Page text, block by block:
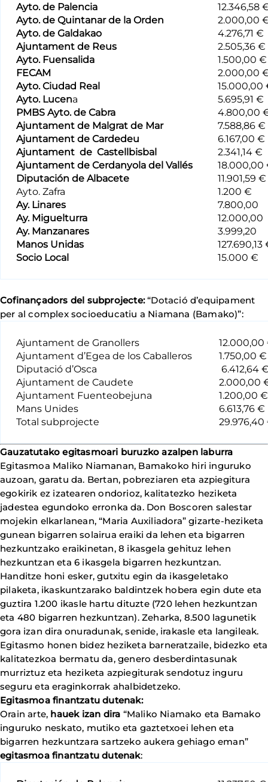
Ayto. de Palencia
12.346,58
Ayto. de Quintanar de la Orden
2.000,00
Ayto. de Galdakao
4.276,71 €
Ajuntament de Reus
2.505,36 €
Ayto. Fuensalida
1.500,00 €
FECAM
2.000,00
Ayto. Ciudad Real
15.000,00
Ayto. Lucena
5.695,91 €
PMBS Ayto. de Cabra
4.800,00
Ajuntament de Malgrat de Mar
7.588,86 €
Ajuntament de Cardedeu
6.167,00 €
Ajuntament de Castellbisbal
2.341,14 €
Ajuntament de Cerdanyola del Vallés
18.000,00
Diputación de Albacete
11.901,59 €
Ayto. Zafra
1.200 €
Ay. Linares
7.800,00
Ay. Miguelturra
12.000,00
Ay. Manzanares
3.999,20
Manos Unidas
127.690,13
Socio Local
15.000 €
Cofinançadors del subprojecte:“Dotació d’equipament
per al complex socioeducatiu a Niamana (Bamako)”:
Ajuntament de Granollers
12.000,00
Ajuntament d’Egea de los Caballeros
1.750,00 €
Diputació d’Osca
6.412,64
Ajuntament de Caudete
2.000,00
Ajuntament Fuenteobejuna
1.200,00 €
Mans Unides
6.613,76 €
Total subprojecte
29.976,40
Gauzatutako egitasmoari buruzko azalpen laburra
Egitasmoa Maliko Niamanan, Bamakoko hiri inguruko
auzoan, garatu da. Bertan, pobreziaren eta azpiegitura
egokirik ez izatearen ondorioz, kalitatezko heziketa
jadestea egundoko erronka da. Don Boscoren salestar
mojekin elkarlanean, “Maria Auxiliadora” gizarte-heziketa
gunean bigarren solairua eraiki da lehen eta bigarren
hezkuntzako eraikinetan, 8 ikasgela gehituz lehen
hezkuntzan eta 6 ikasgela bigarren hezkuntzan.
Handitze honi esker, gutxitu egin da ikasgeletako
pilaketa, ikaskuntzarako baldintzek hobera egin dute eta
guztira 1.200 ikasle hartu dituzte (720 lehen hezkuntzan
eta 480 bigarren hezkuntzan). Zeharka, 8.500 lagunetik
gora izan dira onuradunak, senide, irakasle eta langileak.
Egitasmo honen bidez heziketa barneratzaile, bidezko eta
kalitatezkoa bermatu da, genero desberdintasunak
murriztuz eta heziketa azpiegiturak sendotuz inguru
seguru eta eraginkorrak ahalbidetzeko.
Egitasmoa finantzatu dutenak:
Orain arte, hauek izan dira “Maliko Niamako eta Bamako
inguruko neskato, mutiko eta gaztetxoei lehen eta
bigarren hezkuntzara sartzeko aukera gehiago eman”
egitasmoa finantzatu dutenak: